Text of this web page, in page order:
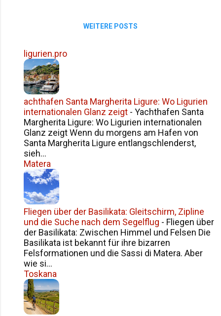
trägt einen Namen: Addiopizzo . Was ist
Palermo von jungen Leuten ins Leben gerufen
wurde. Die Gründer waren eigentlich auf
Wohnungssuche. Als sie feststellten, dass
Bauunternehmen fast ausnahmslos unter Mafia-
Druck standen, beschlossen sie, das Thema nicht
zu ignorieren. Stattdessen hängten sie in der
Stadt Flugblätter auf mit dem Satz: „Ein Vol...
WEITERE POSTS
ligurien.pro
achthafen Santa Margherita Ligure: Wo Ligurien
internationalen Glanz zeigt - Yachthafen Santa
Margherita Ligure: Wo Ligurien internationalen
Glanz zeigt Wenn du morgens am Hafen von
Santa Margherita Ligure entlangschlenderst,
sieh...
Matera
Fliegen über der Basilikata: Gleitschirm, Zipline
und die Suche nach dem Segelflug - Fliegen über
der Basilikata: Zwischen Himmel und Felsen Die
Basilikata ist bekannt für ihre bizarren
Felsformationen und die Sassi di Matera. Aber
wie si...
Toskana